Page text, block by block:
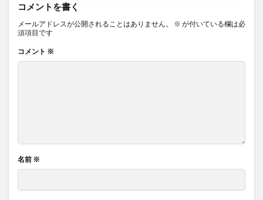
コメントを書く
メールアドレスが公開されることはありません。 ※ が付いている欄は必
須項目です
コメント ※
名前 ※